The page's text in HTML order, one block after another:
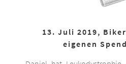
13. Juli 2019,
eigenen